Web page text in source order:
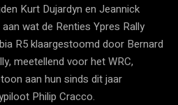
Kurt Dujardyn en Jeannick
wat de Renties Ypres Rally
R5 klaargestoomd door Bernard
meetellend voor het WRC,
aan hun sinds dit jaar
Philip Cracco.